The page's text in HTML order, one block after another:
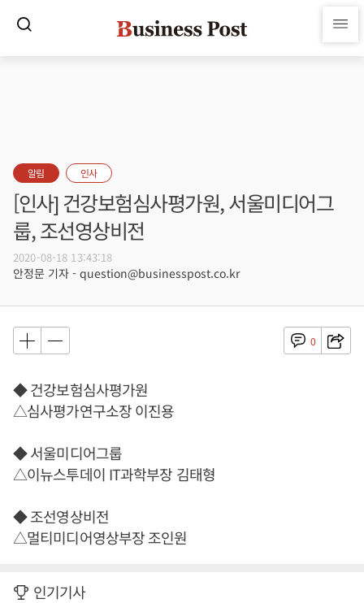
알림 인사
[인사] 건강보험심사평가원, 서울미디어그
룹, 조선영상비전
2020-08-18 13:43:18
안정문 기자 - question@businesspost.co.kr
0
◆ 건강보험심사평가원
△심사평가연구소장 이진용
◆ 서울미디어그룹
△이뉴스투데이 IT과학부장 김태형
◆ 조선영상비전
△멀티미디어영상부장 조인원
인기기사